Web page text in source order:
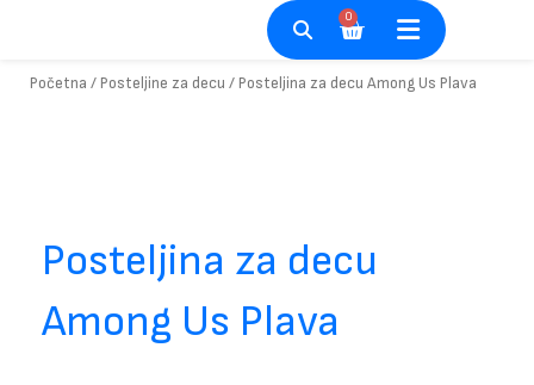
0
Cart
Početna / Posteljine za decu / Posteljina za decu Among Us Plava
Posteljina za decu
Among Us Plava